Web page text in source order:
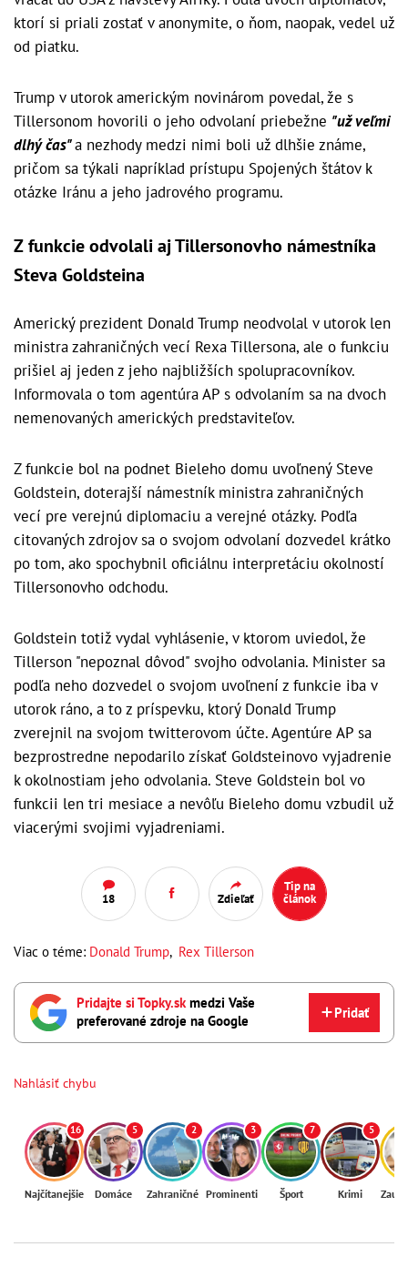
ktorí si priali zostať v anonymite, o ňom, naopak, vedel už
od piatku.
Trump v utorok americkým novinárom povedal, že s
Tillersonom hovorili o jeho odvolaní priebežne "už veľmi
dlhý čas"a nezhody medzi nimi boli už dlhšie známe,
pričom sa týkali napríklad prístupu Spojených štátov k
otázke Iránu a jeho jadrového programu.
Z funkcie odvolali aj Tillersonovho námestníka
Steva Goldsteina
Americký prezident Donald Trump neodvolal v utorok len
ministra zahraničných vecí Rexa Tillersona, ale o funkciu
prišiel aj jeden z jeho najbližších spolupracovníkov.
Informovala o tom agentúra AP s odvolaním sa na dvoch
nemenovaných amerických predstaviteľov.
Z funkcie bol na podnet Bieleho domu uvoľnený Steve
Goldstein, doterajší námestník ministra zahraničných
vecí pre verejnú diplomaciu a verejné otázky. Podľa
citovaných zdrojov sa o svojom odvolaní dozvedel krátko
po tom, ako spochybnil oficiálnu interpretáciu okolností
Tillersonovho odchodu.
Goldstein totiž vydal vyhlásenie, v ktorom uviedol, že
Tillerson "nepoznal dôvod" svojho odvolania. Minister sa
podľa neho dozvedel o svojom uvoľnení z funkcie iba v
utorok ráno, a to z príspevku, ktorý Donald Trump
zverejnil na svojom twitterovom účte. Agentúre AP sa
bezprostredne nepodarilo získať Goldsteinovo vyjadrenie
k okolnostiam jeho odvolania. Steve Goldstein bol vo
funkcii len tri mesiace a nevôľu Bieleho domu vzbudil už
viacerými svojimi vyjadreniami.
18 Zdieľať
Tip na
článok
Viac o téme: Donald Trump, Rex Tillerson
Pridajte si Topky.skmedzi Vaše
preferované zdroje na Google
Pridať
Nahlásiť chybu
16
Najčítanejšie
5
Domáce
2
Zahraničné
3
Prominenti
7
Šport
5
Krimi